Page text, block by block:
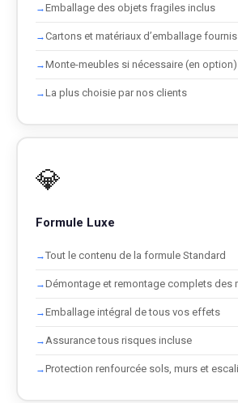
Emballage des objets fragiles inclus
Cartons et matériaux d’emballage fournis
Monte-meubles si nécessaire (en option)
La plus choisie par nos clients
💎
Formule Luxe
Tout le contenu de la formule Standard
Démontage et remontage complets des
Emballage intégral de tous vos effets
Assurance tous risques incluse
Protection renfourcée sols, murs et